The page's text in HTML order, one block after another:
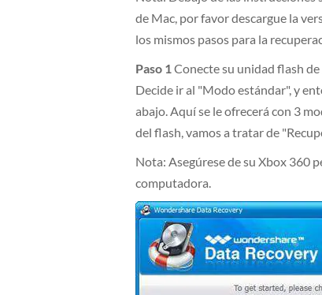
de Mac, por favor descargue la
los mismos pasos para la
Paso 1Conecte su unidad flash
Decide ir al "Modo estándar", y
abajo. Aquí se le ofrecerá con 3
del flash, vamos a tratar de
Nota: Asegúrese de su Xbox 360
computadora.